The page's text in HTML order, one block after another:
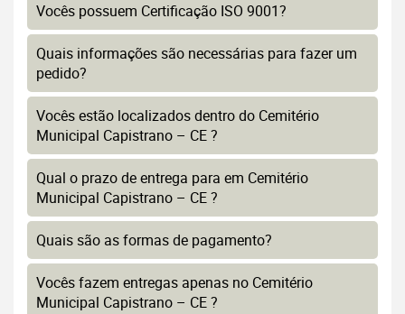
Vocês possuem Certificação ISO 9001?
Quais informações são necessárias para fazer um
pedido?
Vocês estão localizados dentro do Cemitério
Municipal Capistrano – CE ?
Qual o prazo de entrega para em Cemitério
Municipal Capistrano – CE ?
Quais são as formas de pagamento?
Vocês fazem entregas apenas no Cemitério
Municipal Capistrano – CE ?